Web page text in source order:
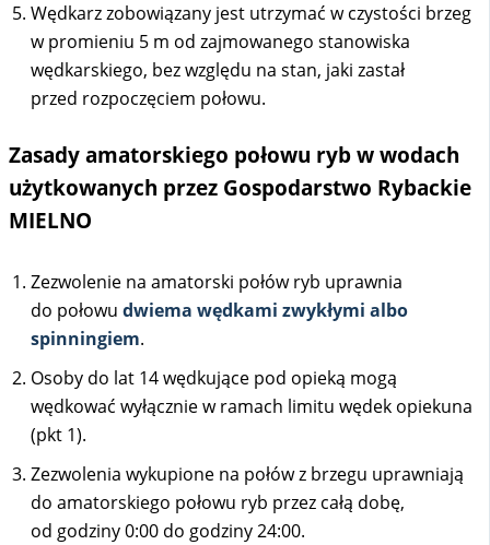
Wędkarz zobowiązany jest utrzymać w czystości brzeg
w promieniu 5 m od zajmowanego stanowiska
wędkarskiego, bez względu na stan, jaki zastał
przed rozpoczęciem połowu.
Zasady amatorskiego połowu ryb w wodach
użytkowanych przez Gospodarstwo Rybackie
MIELNO
Zezwolenie na amatorski połów ryb uprawnia
do połowu dwiema wędkami zwykłymi albo
spinningiem.
Osoby do lat 14 wędkujące pod opieką mogą
wędkować wyłącznie w ramach limitu wędek opiekuna
(pkt 1).
Zezwolenia wykupione na połów z brzegu uprawniają
do amatorskiego połowu ryb przez całą dobę,
od godziny 0:00 do godziny 24:00.